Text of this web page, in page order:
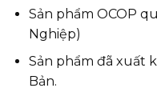
Sản phẩm OCOP
Nghiệp)
Sản phẩm đã xuất
Bản.